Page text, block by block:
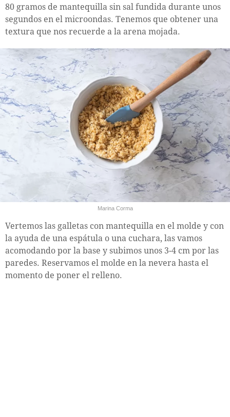
80 gramos de mantequilla sin sal fundida durante unos
segundos en el microondas. Tenemos que obtener una
textura que nos recuerde a la arena mojada.
Marina Corma
Vertemos las galletas con mantequilla en el molde y con
la ayuda de una espátula o una cuchara, las vamos
acomodando por la base y subimos unos 3-4 cm por las
paredes. Reservamos el molde en la nevera hasta el
momento de poner el relleno.